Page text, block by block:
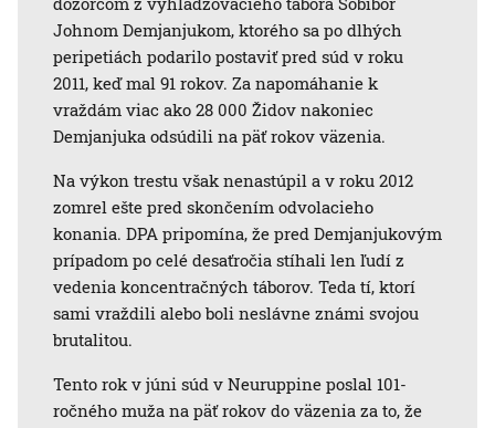
Johnom Demjanjukom, ktorého sa po dlhých
peripetiách podarilo postaviť pred súd v roku
2011, keď mal 91 rokov. Za napomáhanie k
vraždám viac ako 28 000 Židov nakoniec
Demjanjuka odsúdili na päť rokov väzenia.
Na výkon trestu však nenastúpil a v roku 2012
zomrel ešte pred skončením odvolacieho
konania. DPA pripomína, že pred Demjanjukovým
prípadom po celé desaťročia stíhali len ľudí z
vedenia koncentračných táborov. Teda tí, ktorí
sami vraždili alebo boli neslávne známi svojou
brutalitou.
Tento rok v júni súd v Neuruppine poslal 101-
ročného muža na päť rokov do väzenia za to, že